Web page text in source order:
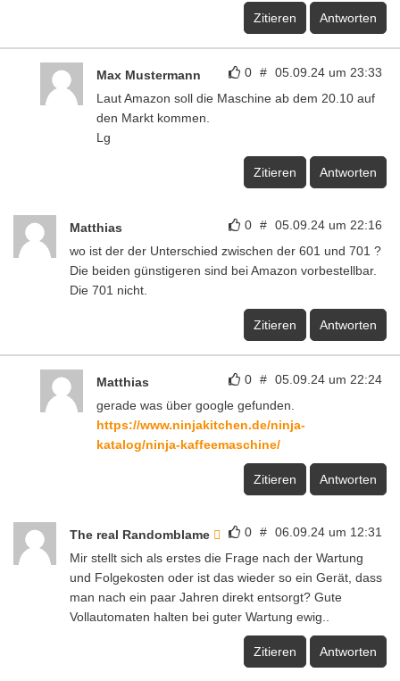
Zitieren Antworten
0 # 05.09.24 um 23:33
Max Mustermann
Laut Amazon soll die Maschine ab dem 20.10 auf
den Markt kommen.
Lg
Zitieren Antworten
0 # 05.09.24 um 22:16
Matthias
wo ist der der Unterschied zwischen der 601 und 701 ?
Die beiden günstigeren sind bei Amazon vorbestellbar.
Die 701 nicht.
Zitieren Antworten
0 # 05.09.24 um 22:24
Matthias
gerade was über google gefunden.
https://www.ninjakitchen.de/ninja-
katalog/ninja-kaffeemaschine/
Zitieren Antworten
0 # 06.09.24 um 12:31
The real Randomblame
Mir stellt sich als erstes die Frage nach der Wartung
und Folgekosten oder ist das wieder so ein Gerät, dass
man nach ein paar Jahren direkt entsorgt? Gute
Vollautomaten halten bei guter Wartung ewig..
Zitieren Antworten